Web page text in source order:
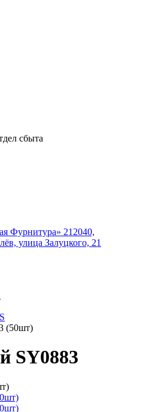
сбыта
Фурнитура» 212040,
улица Залуцкого, 21
(50шт)
SY0883